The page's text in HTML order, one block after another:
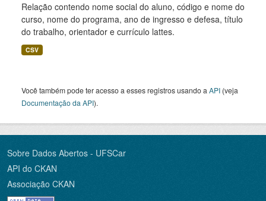
Relação contendo nome social do aluno, código e nome do
curso, nome do programa, ano de ingresso e defesa, título
do trabalho, orientador e currículo lattes.
CSV
Você também pode ter acesso a esses registros usando a API (veja
Documentação da API).
Sobre Dados Abertos - UFSCar
API do CKAN
Associação CKAN